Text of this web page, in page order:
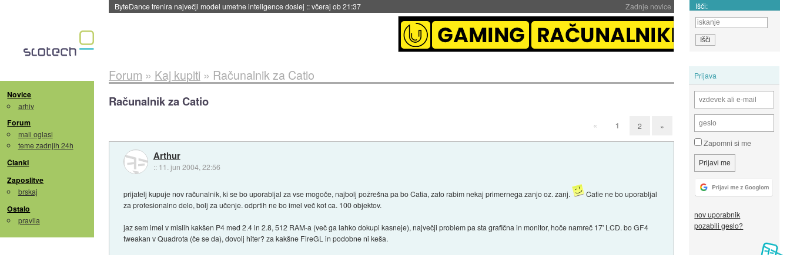
Zadnje novice
ByteDance trenira največji model umetne inteligence doslej ::včeraj ob 21:37 Išči:
Novice
arhiv
Forum
mali oglasi
teme zadnjih 24h
Članki
Zaposlitve
brskaj
Ostalo
pravila
Prijava
Zapomni si me
nov uporabnik
pozabili geslo?
Forum » Kaj kupiti » Računalnik za Catio
Računalnik za Catio
« 1 2 »
Arthur
:: 11. jun 2004, 22:56
prijatelj kupuje nov računalnik, ki se bo uporabljal za vse mogoče, najbolj požrešna pa bo Catia, zato rabim nekaj primernega zanjo oz. zanj.
Catie ne bo uporabljal
za profesionalno delo, bolj za učenje. odprtih ne bo imel več kot ca. 100 objektov.
jaz sem imel v mislih kakšen P4 med 2.4 in 2.8, 512 RAM-a (več ga lahko dokupi kasneje), največji problem pa sta grafična in monitor, hoče namreč 17' LCD. bo GF4
tweakan v Quadrota (če se da), dovolj hiter? za kakšne FireGL in podobne ni keša.